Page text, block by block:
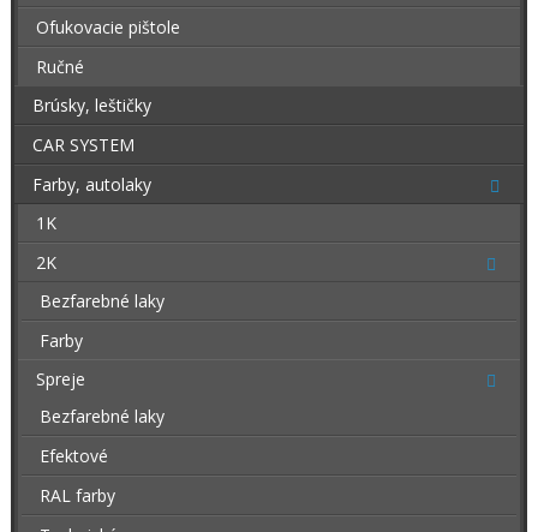
Ofukovacie pištole
Ručné
Brúsky, leštičky
CAR SYSTEM
Farby, autolaky
1K
2K
Bezfarebné laky
Farby
Spreje
Bezfarebné laky
Efektové
RAL farby